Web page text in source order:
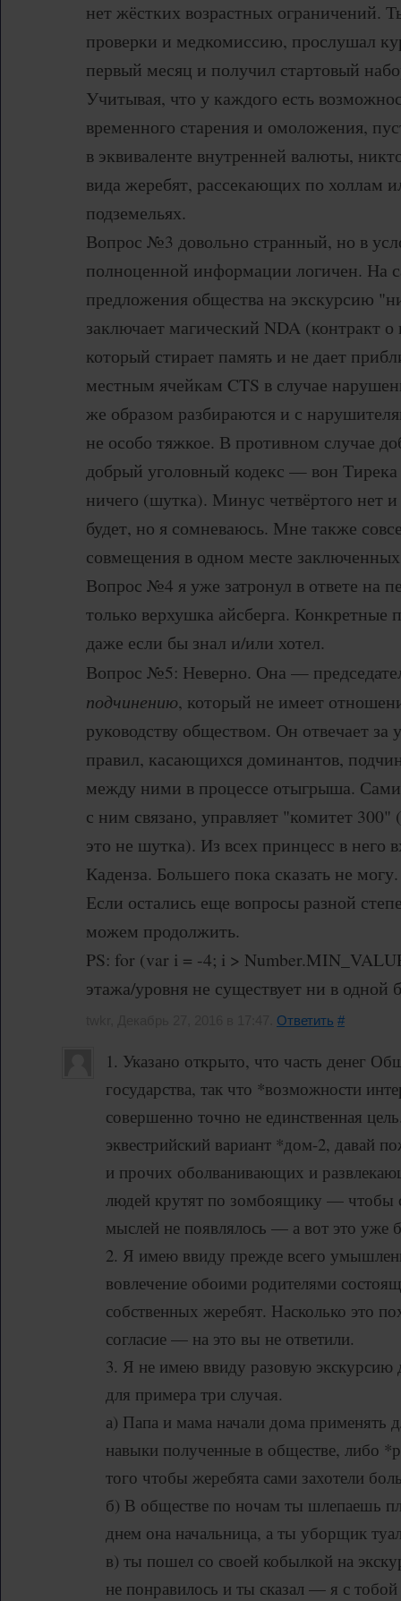
нет жёстких возрастных ограничений.
проверки и медкомиссию, прослушал
первый месяц и получил стартовый
Учитывая, что у каждого есть
временного старения и омоложения,
в эквиваленте внутренней валюты,
вида жеребят, рассекающих по холлам
подземельях.
Вопрос №3 довольно странный, но в
полноценной информации логичен. На
предложения общества на экскурсию
заключает магический NDA (контракт
который стирает память и не дает
местным ячейкам CTS в случае
же образом разбираются и с
не особо тяжкое. В противном случае
добрый уголовный кодекс — вон
ничего (шутка). Минус четвёртого нет
будет, но я сомневаюсь. Мне также
совмещения в одном месте
Вопрос №4 я уже затронул в ответе на
только верхушка айсберга. Конкретные
даже если бы знал и/или хотел.
Вопрос №5: Неверно. Она —
подчинению, который не имеет
руководству обществом. Он отвечает за
правил, касающихся доминантов,
между ними в процессе отыгрыша.
с ним связано, управляет "комитет 300"
это не шутка). Из всех принцесс в него
Каденза. Большего пока сказать не могу.
Если остались еще вопросы разной
можем продолжить.
PS: for (var i = -4; i >
этажа/уровня не существует ни в
Ответить #
1. Указано открыто, что часть денег
государства, так что *возможности
совершенно точно не единственная
эквестрийский вариант *дом-2, давай
и прочих оболванивающих и
людей крутят по зомбоящику —
мыслей не появлялось — а вот это уже
2. Я имею ввиду прежде всего
вовлечение обоими родителями
собственных жеребят. Насколько это
согласие — на это вы не ответили.
3. Я не имею ввиду разовую экскурсию
для примера три случая.
а) Папа и мама начали дома применять
навыки полученные в обществе, либо
того чтобы жеребята сами захотели
б) В обществе по ночам ты шлепаешь
днем она начальница, а ты уборщик
в) ты пошел со своей кобылкой на
не понравилось и ты сказал — я с